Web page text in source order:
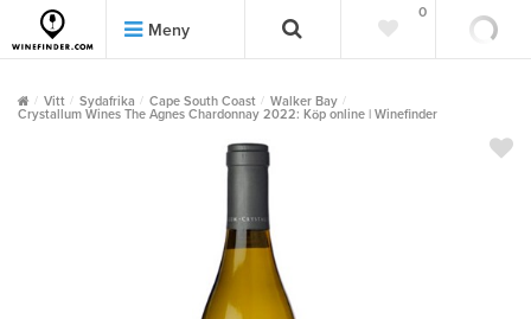
Meny
0
Vitt Sydafrika Cape South Coast
Walker Bay
Crystallum Wines The Agnes Chardonnay 2022: Köp online | Winefinder
""